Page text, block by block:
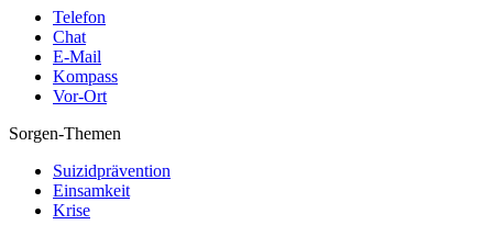
Telefon
Chat
E-Mail
Kompass
Vor-Ort
Sorgen-Themen
Suizidprävention
Einsamkeit
Krise